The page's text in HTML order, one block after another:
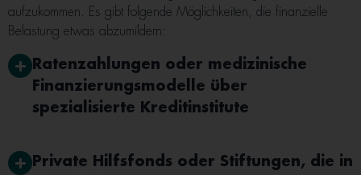
aufzukommen. Es gibt folgende Möglichkeiten, die finanzielle
Belastung etwas abzumildern:
Ratenzahlungen oder medizinische
Finanzierungsmodelle über
spezialisierte Kreditinstitute
Private Hilfsfonds oder Stiftungen, die in